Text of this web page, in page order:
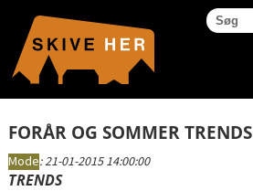
FORÅR OG SOMMER
Mode:21-01-2015 14:00:00
TRENDS